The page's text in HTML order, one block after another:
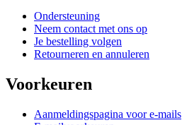
Ondersteuning
Neem contact met ons op
Je bestelling volgen
Retourneren en annuleren
Voorkeuren
Aanmeldingspagina voor e-mails